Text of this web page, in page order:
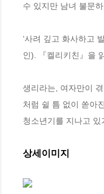
수 있지만 남녀 불문
‘사려 깊고 화사하고
인). 『켈리키친』을
생리라는, 여자만이
처럼 쉴 틈 없이 쏟아
청소년기를 지나고
상세이미지